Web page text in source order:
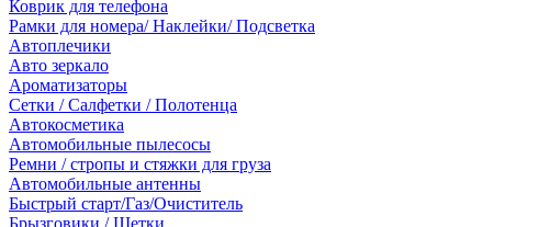
Коврик для телефона
Рамки для номера/ Наклейки/ Подсветка
Автоплечики
Авто зеркало
Ароматизаторы
Сетки / Салфетки / Полотенца
Автокосметика
Автомобильные пылесосы
Ремни / стропы и стяжки для груза
Автомобильные антенны
Быстрый старт/Газ/Очиститель
Брызговики / Щетки